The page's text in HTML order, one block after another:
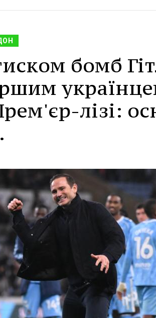
бомб
лізі: